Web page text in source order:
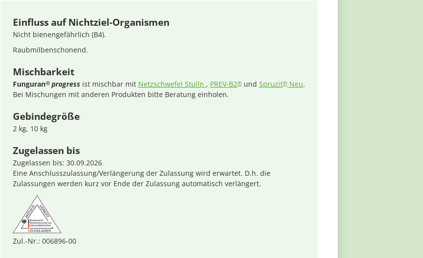
Einfluss auf Nichtziel-Organismen
Nicht bienengefährlich (B4).
Raubmilbenschonend.
Mischbarkeit
Funguran® progress ist mischbar mit Netzschwefel Stulln , PREV-B2® und Spruzit® Neu.
Bei Mischungen mit anderen Produkten bitte Beratung einholen.
Gebindegröße
2 kg, 10 kg
Zugelassen bis
Zugelassen bis: 30.09.2026
Eine Anschlusszulassung/Verlängerung der Zulassung wird erwartet. D.h. die
Zulassungen werden kurz vor Ende der Zulassung automatisch verlängert.
Zul.-Nr.: 006896-00